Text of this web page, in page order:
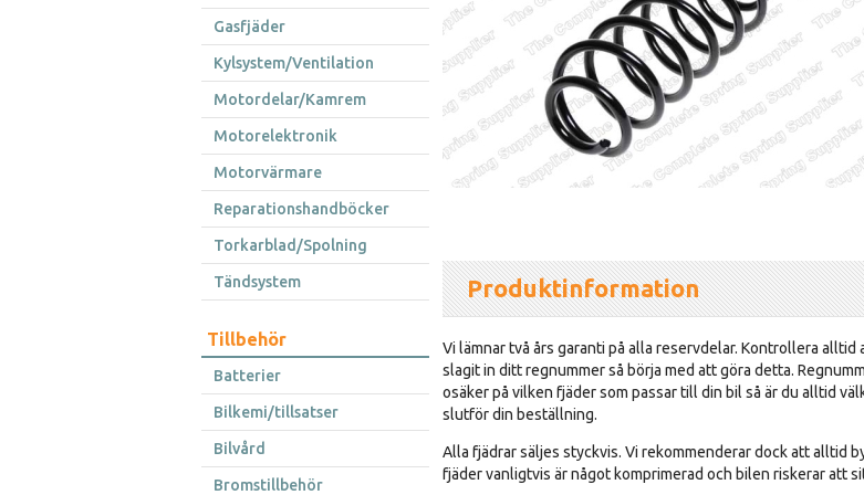
Gasfjäder
Kylsystem/Ventilation
Motordelar/Kamrem
Motorelektronik
Motorvärmare
Reparationshandböcker
Torkarblad/Spolning
Tändsystem
Tillbehör
Batterier
Bilkemi/tillsatser
Bilvård
Bromstillbehör
Produktinformation
Vi lämnar två års garanti på alla reservdelar. Kontrollera
slagit in ditt regnummer så börja med att göra detta.
osäker på vilken fjäder som passar till din bil så är du alltid
slutför din beställning.
Alla fjädrar säljes styckvis. Vi rekommenderar dock att alltid
fjäder vanligtvis är något komprimerad och bilen riskerar att